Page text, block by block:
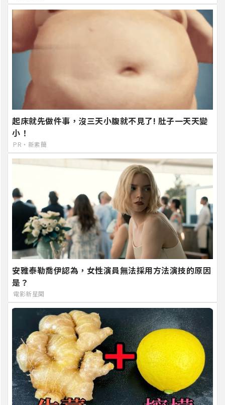
起床就先做件事，沒三天小腹就不見了! 肚子一天天變
小！
PR・新素簡
安雅泰勒喬伊認為，女性演員無法採用方法演技的原因
是？
電影新星聞